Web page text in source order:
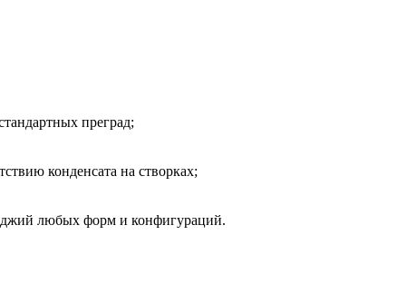
преград;
конденсата на створках;
любых форм и конфигураций.